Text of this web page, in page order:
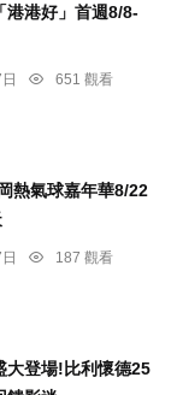
港港好」首週8/8-
651 觀看
熱氣球嘉年華8/22
187 觀看
大登場!比利懷德25